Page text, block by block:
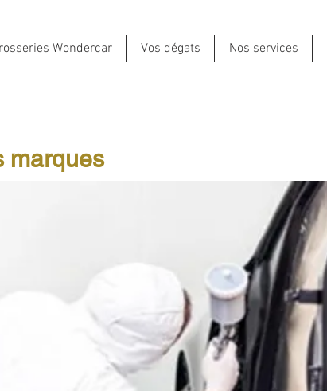
Wondercar Vos dégats Nos services
marques